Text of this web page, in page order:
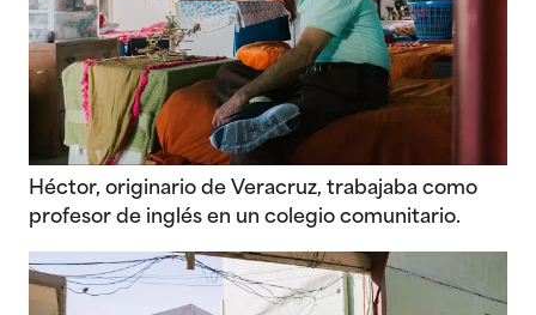
Héctor, originario de Veracruz, trabajaba como
profesor de inglés en un colegio comunitario.